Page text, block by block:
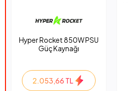
Hyper Rocket 850W PSU
Güç Kaynağı
2.053,66 TL